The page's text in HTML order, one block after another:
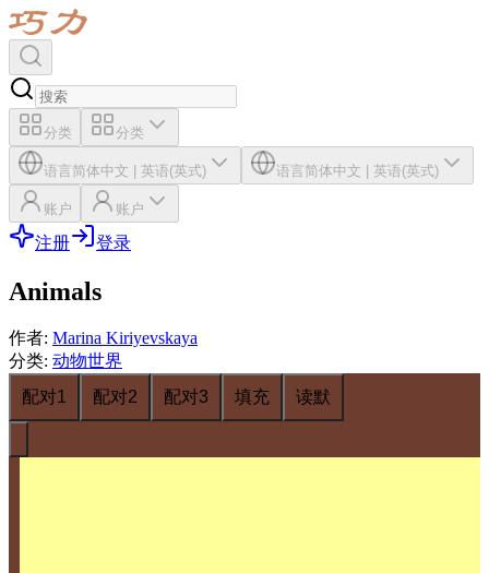
分类 分类
语言简体中文 | 英语(英式) 语言简体中文 | 英语(英式)
账户 账户
注册 登录
Animals
作者: Marina Kiriyevskaya
分类: 动物世界
配对1
配对2 配对3 填充 读默